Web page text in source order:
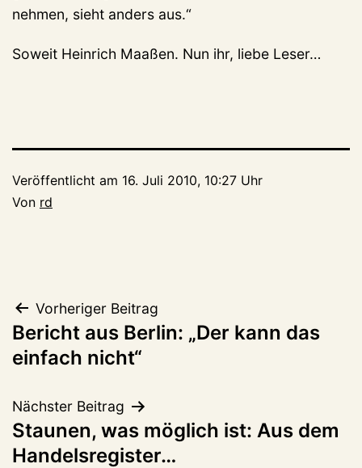
nehmen, sieht anders aus.“
Soweit Heinrich Maaßen. Nun ihr, liebe Leser…
Veröffentlicht am 16. Juli 2010, 10:27 Uhr
Von rd
Beitragsnavigation
Vorheriger Beitrag
Bericht aus Berlin: „Der kann das
einfach nicht“
Nächster Beitrag
Staunen, was möglich ist: Aus dem
Handelsregister…